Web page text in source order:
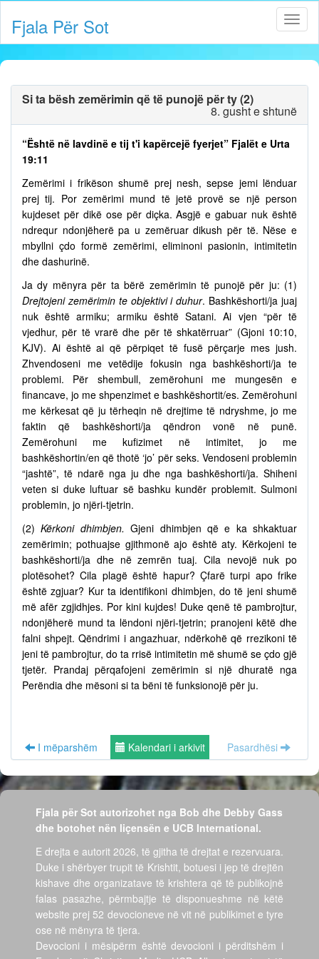
Fjala Për Sot
Si ta bësh zemërimin që të punojë për ty (2)
8. gusht e shtunë
“Është në lavdinë e tij t'i kapërcejë fyerjet” Fjalët e Urta
19:11
Zemërimi i frikëson shumë prej nesh, sepse jemi lënduar
prej tij. Por zemërimi mund të jetë provë se një person
kujdeset për dikë ose për diçka. Asgjë e gabuar nuk është
ndrequr ndonjëherë pa u zemëruar dikush për të. Nëse e
mbyllni çdo formë zemërimi, eliminoni pasionin, intimitetin
dhe dashurinë.
Ja dy mënyra për ta bërë zemërimin të punojë për ju: (1)
Drejtojeni zemërimin te objektivi i duhur. Bashkëshorti/ja juaj
nuk është armiku; armiku është Satani. Ai vjen “për të
vjedhur, për të vrarë dhe për të shkatërruar” (Gjoni 10:10,
KJV). Ai është ai që përpiqet të fusë përçarje mes jush.
Zhvendoseni me vetëdije fokusin nga bashkëshorti/ja te
problemi. Për shembull, zemërohuni me mungesën e
financave, jo me shpenzimet e bashkëshortit/es. Zemërohuni
me kërkesat që ju tërheqin në drejtime të ndryshme, jo me
faktin që bashkëshorti/ja qëndron vonë në punë.
Zemërohuni me kufizimet në intimitet, jo me
bashkëshortin/en që thotë ‘jo’ për seks. Vendoseni problemin
“jashtë”, të ndarë nga ju dhe nga bashkëshorti/ja. Shiheni
veten si duke luftuar së bashku kundër problemit. Sulmoni
problemin, jo njëri-tjetrin.
(2)Kërkoni dhimbjen. Gjeni dhimbjen që e ka shkaktuar
zemërimin; pothuajse gjithmonë ajo është aty. Kërkojeni te
bashkëshorti/ja dhe në zemrën tuaj. Cila nevojë nuk po
plotësohet? Cila plagë është hapur? Çfarë turpi apo frike
është zgjuar? Kur ta identifikoni dhimbjen, do të jeni shumë
më afër zgjidhjes. Por kini kujdes! Duke qenë të pambrojtur,
ndonjëherë mund ta lëndoni njëri-tjetrin; pranojeni këtë dhe
falni shpejt. Qëndrimi i angazhuar, ndërkohë që rrezikoni të
jeni të pambrojtur, do ta rrisë intimitetin më shumë se çdo gjë
tjetër. Prandaj përqafojeni zemërimin si një dhuratë nga
Perëndia dhe mësoni si ta bëni të funksionojë për ju.
I mëparshëm Kalendari i arkivit Pasardhësi
Fjala për Sot autorizohet nga Bob dhe Debby Gass
dhe botohet nën liçensën e UCB International.
E drejta e autorit 2026, të gjitha të drejtat e rezervuara.
Duke i shërbyer trupit të Krishtit, botuesi i jep të drejtën
kishave dhe organizatave të krishtera që të publikojnë
falas pasazhe, përmbajtje të disponueshme në këtë
website prej 52 devocioneve në vit në publikimet e tyre
ose në mënyra të tjera.
Devocioni i mësipërm është devocioni i përditshëm i